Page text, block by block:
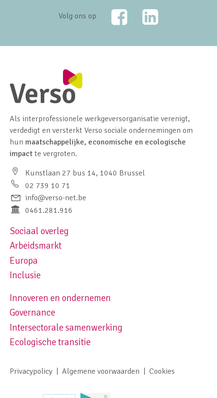
Volg ons op
FacebookLinkedIn
Als interprofessionele werkgeversorganisatie verenigt,
verdedigt en versterkt Verso sociale ondernemingen om
hun maatschappelijke, economische en ecologische
impact te vergroten.
Kunstlaan 27 bus 14, 1040 Brussel
02 739 10 71
info@verso-net.be
0461.281.916
Footer navigation left
Sociaal overleg
Arbeidsmarkt
Europa
Inclusie
Footer navigation right
Innoveren en ondernemen
Governance
Intersectorale samenwerking
Ecologische transitie
Footer meta navigation
Privacypolicy Algemene voorwaarden Cookies